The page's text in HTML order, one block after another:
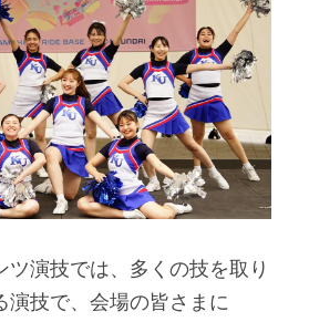
ツ演技では、多くの技を取り
演技で、会場の皆さまに